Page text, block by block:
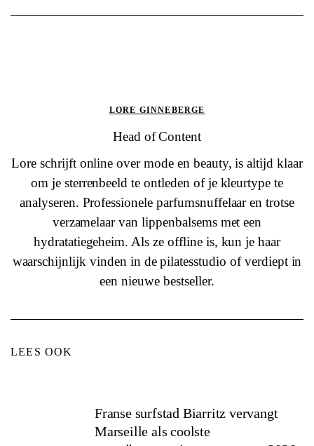
LORE GINNEBERGE
Head of Content
Lore schrijft online over mode en beauty, is altijd klaar
om je sterrenbeeld te ontleden of je kleurtype te
analyseren. Professionele parfumsnuffelaar en trotse
verzamelaar van lippenbalsems met een
hydratatiegeheim. Als ze offline is, kun je haar
waarschijnlijk vinden in de pilatesstudio of verdiept in
een nieuwe bestseller.
LEES OOK
Franse surfstad Biarritz vervangt
Marseille als coolste